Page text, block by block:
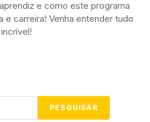
e como este programa
e carreira! Venha entender tudo
PESQUISAR